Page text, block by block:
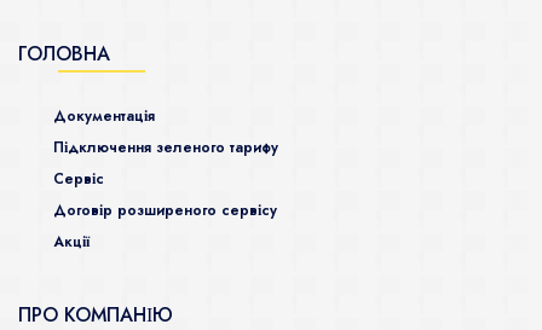
ГОЛОВНА
Документація
Підключення зеленого тарифу
Сервіс
Договір розширеного сервісу
Акції
ПРО КОМПАНІЮ